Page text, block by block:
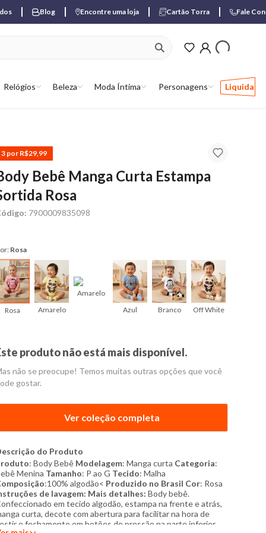
Blog Encontre uma loja Cartão Torra Fale
Relógios Beleza Moda Íntima Personagens Liquida
ver produtos
3 por R$29,99
Bebê Manga Curta Estampa
Rosa
7900009835098
Rosa
Rosa Amarelo
Amarelo
Azul
Branco Off White
produto não está mais disponível.
não se preocupe! Temos muitas outras opções que você
gostar.
Ver coleção completa
do Produto
: Body Bebê Modelagem: Manga curta Categoria:
Menina Tamanho: P ao G Tecido: Malha
:100% algodão< Produzido no Brasil Cor: Rosa
de lavagem: Mais detalhes: Body bebê.
em tecido algodão, estampa na frente e atrás,
curta, decote com abertura para facilitar na hora de
e fechamento em botões de pressão na parte inferior.